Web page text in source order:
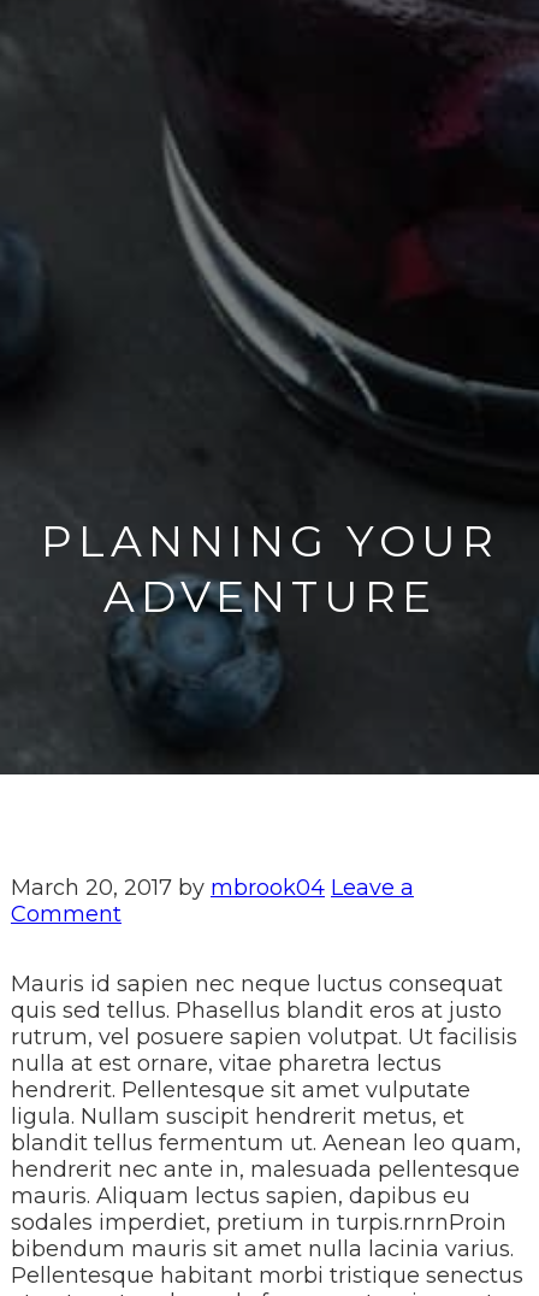
PLANNING YOUR
ADVENTURE
March 20, 2017by mbrook04 Leave a
Comment
Mauris id sapien nec neque luctus consequat
quis sed tellus. Phasellus blandit eros at justo
rutrum, vel posuere sapien volutpat. Ut facilisis
nulla at est ornare, vitae pharetra lectus
hendrerit. Pellentesque sit amet vulputate
ligula. Nullam suscipit hendrerit metus, et
blandit tellus fermentum ut. Aenean leo quam,
hendrerit nec ante in, malesuada pellentesque
mauris. Aliquam lectus sapien, dapibus eu
sodales imperdiet, pretium in turpis.rnrnProin
bibendum mauris sit amet nulla lacinia varius.
Pellentesque habitant morbi tristique senectus